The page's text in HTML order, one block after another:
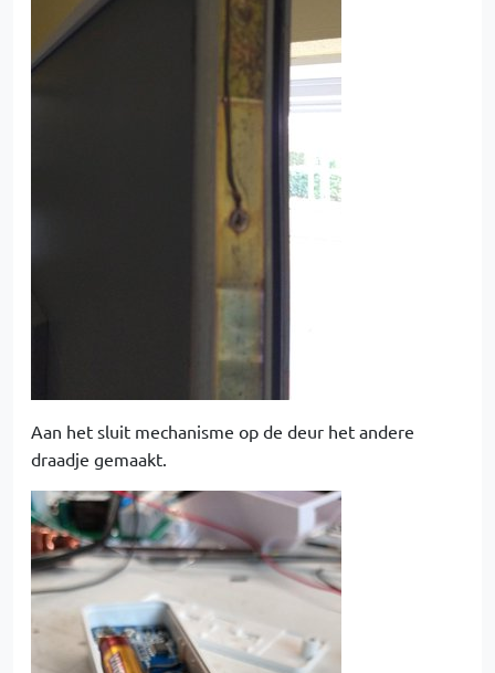
Aan het sluit mechanisme op de deur het andere
draadje gemaakt.